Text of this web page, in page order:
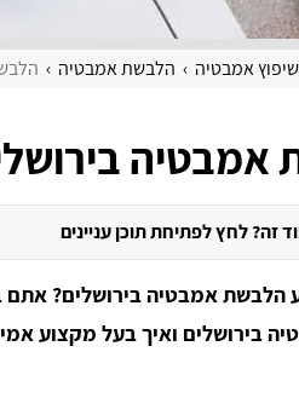
שיפוץ אמבטיה הלבשת אמבטיה
אמבטיה
זה? לחץ לפתיחת תוכן עניינים
הלבשת אמבטיה בירושלים? אתם
בירושלים ואיך בעל מקצוע